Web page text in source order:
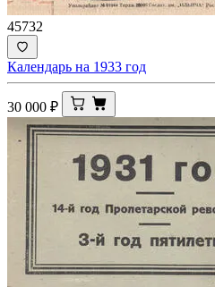
45732
Календарь на 1933 год
30 000 ₽